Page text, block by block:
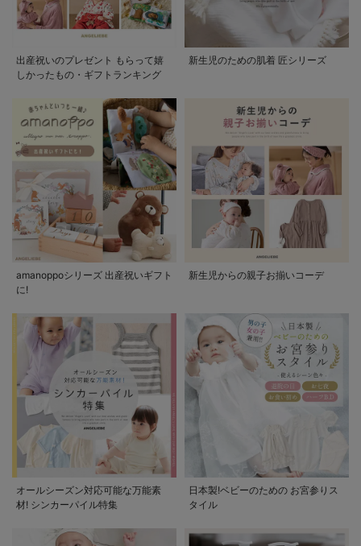
出産祝いのプレゼント もらって嬉
しかったもの・ギフトランキング
新生児のための肌着 匠シリーズ
amanoppoシリーズ 出産祝いギフト
に!
新生児からの親子お揃いコーデ
オールシーズン対応可能な万能素
材! シンカーパイル特集
日本製!ベビーのための お宮参りス
タイル